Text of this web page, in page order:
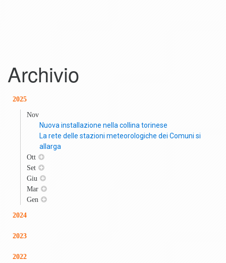
Archivio
2025
Nov
Nuova installazione nella collina torinese
La rete delle stazioni meteorologiche dei Comuni si
allarga
Ott
Set
Giu
Mar
Gen
2024
2023
2022